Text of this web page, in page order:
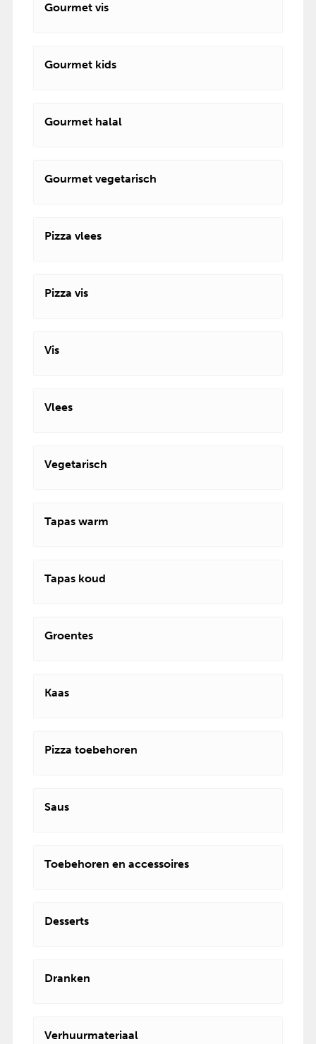
Gourmet vis
Gourmet kids
Gourmet halal
Gourmet vegetarisch
Pizza vlees
Pizza vis
Vis
Vlees
Vegetarisch
Tapas warm
Tapas koud
Groentes
Kaas
Pizza toebehoren
Saus
Toebehoren en accessoires
Desserts
Dranken
Verhuurmateriaal